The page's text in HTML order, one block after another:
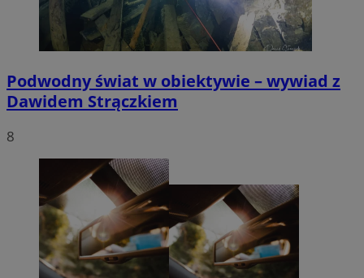
Podwodny świat w obiektywie – wywiad z
Dawidem Strączkiem
8